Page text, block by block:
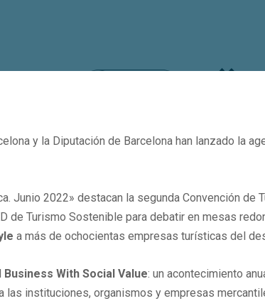
y la Diputación de Barcelona han lanzado la
Junio 2022» destacan la segunda Convención
de Turismo Sostenible para debatir en mesas
a más de ochocientas empresas turísticas del
Business With Social Value: un acontecimiento
las instituciones, organismos y empresas